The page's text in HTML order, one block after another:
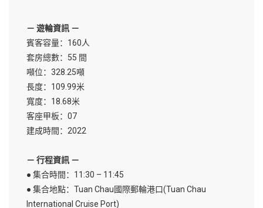
－ 遊輪資訊 －
賓客容量：160人
套房總數：55 間
噸位：328.25噸
長度：109.99米
寬度：18.68米
客座甲板：07
建成時間：2022
－ 行程資訊 －
● 集合時間：11:30 – 11:45
● 集合地點：Tuan Chau國際郵輪港口(Tuan Chau
International Cruise Port)